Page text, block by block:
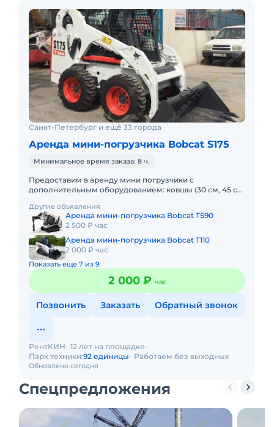
Санкт-Петербург и ещё 33 города
Аренда мини-погрузчика Bobcat S175
Минимальное время заказа: 8 ч.
Предоставим в аренду мини погрузчики с
дополнительным оборудованием: ковшы (30 см, 45 см,
Минимальный заказ спецт
Другие объявления
Аренда мини-погрузчика Bobcat T590
2 500 ₽ час
Аренда мини-погрузчика Bobcat T110
2 000 ₽ час
Показать еще 7 из 9
2 000 ₽ час
Позвонить Заказать Обратный звонок
Обновлено сегодня
РентКИН 12 лет на площадке
Парк техники:92 единицы Работаем без выходных
Спецпредложения